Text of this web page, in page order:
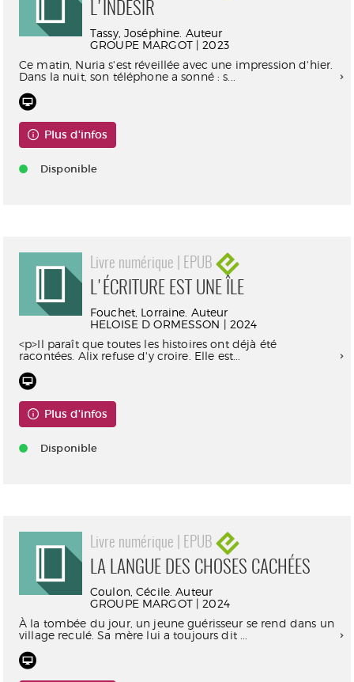
L'INDÉSIR
Tassy, Joséphine. Auteur
GROUPE MARGOT | 2023
​Ce matin, Nuria s'est réveillée avec une impression d'hier.
Dans la nuit, son téléphone a sonné : s...
Plus d'infos
Disponible
Livre numérique | EPUB
L'ÉCRITURE EST UNE ÎLE
Fouchet, Lorraine. Auteur
HELOISE D ORMESSON | 2024
<p>Il paraît que toutes les histoires ont déjà été
racontées. Alix refuse d'y croire. Elle est...
Plus d'infos
Disponible
Livre numérique | EPUB
LA LANGUE DES CHOSES CACHÉES
Coulon, Cécile. Auteur
GROUPE MARGOT | 2024
À la tombée du jour, un jeune guérisseur se rend dans un
village reculé. Sa mère lui a toujours dit ...